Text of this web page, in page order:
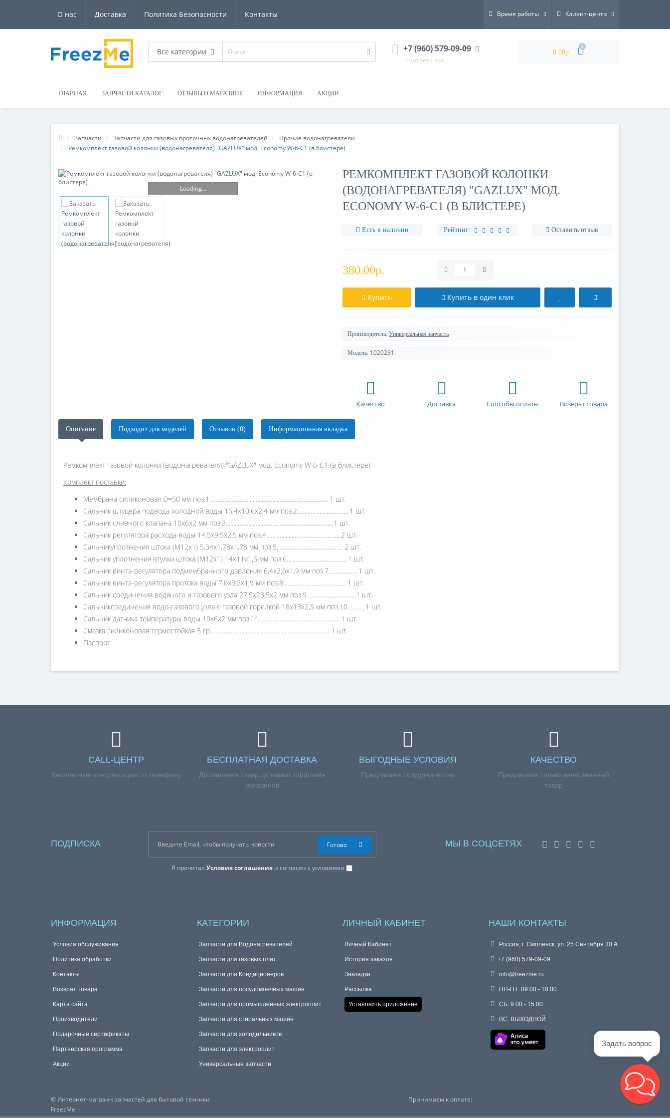
О нас Доставка Политика Безопасности Контакты Время работы Клиент-центр
Все категории +7 (960) 579-09-09
смотреть все
0.00р.
0
ГЛАВНАЯ ЗАПЧАСТИ КАТАЛОГ ОТЗЫВЫ О МАГАЗИНЕ ИНФОРМАЦИЯ АКЦИИ
Запчасти Запчасти для газовых проточных водонагревателей
Прочие водонагреватели
Ремкомплект газовой колонки (водонагревателя) "GAZLUX" мод. Economy W-6-C1 (в блистере)
Loading...
РЕМКОМПЛЕКТ ГАЗОВОЙ КОЛОНКИ
(ВОДОНАГРЕВАТЕЛЯ) "GAZLUX" МОД.
ECONOMY W-6-C1 (В БЛИСТЕРЕ)
Есть в наличии Рейтинг: Оставить отзыв
380.00р.
Купить Купить в один клик
Производитель: Универсальная запчасть
Модель: 1020231
Качество Доставка Способы оплаты Возврат товара
Описание Подходит для моделей Отзывов (0) Информационная вкладка
Ремкомплект газовой колонки (водонагревателя) "GAZLUX" мод. Economy W-6-C1 (в блистере)
Комплект поставки:
Мембрана силиконовая D=50 мм поз.1............................................................................... 1 шт.
Сальник штуцера подвода холодной воды 15,4х10,6х2,4 мм поз.2...................................1 шт.
Сальник сливного клапана 10х6х2 мм поз.3........................................................................1 шт.
Сальник регулятора расхода воды 14,5х9,5х2,5 мм поз.4..................................................2 шт.
Сальникуплотнения штока (М12х1) 5,34х1,78х1,78 мм поз.5............................................ 2 шт.
Сальник уплотнения втулки штока (М12х1) 14х11х1,5 мм поз.6.........................................1 шт.
Сальник винта-регулятора подмембранного давления 6,4х2,6х1,9 мм поз.7....................1 шт.
Сальник винта-регулятора протока воды 7,0х3,2х1,9 мм поз.8...........................................1 шт.
Сальник соединения водяного и газового узла 27,5х23,5х2 мм поз.9.................................1 шт.
Сальниксоединения водо-газового узла с газовой горелкой 18х13х2,5 мм поз.10............1 шт.
Сальник датчика температуры воды 10х6х2 мм поз.11.......................................................1 шт.
Смазка силиконовая термостойкая 5 гр.................................................................................1 шт.
Паспорт
Справка для покупателей
заказа, обращайтесь к нашим менеджерам по номеру телефона +7 (960) 579-09-09.
CALL-ЦЕНТР
Бесплатные консультации по телефону
БЕСПЛАТНАЯ ДОСТАВКА
Доставляем товар до наших оффлайн
магазинов
ВЫГОДНЫЕ УСЛОВИЯ
Предлагаем сотрудничество
КАЧЕСТВО
Предлагаем только качественный
товар
ПОДПИСКА
Я прочиталУсловия соглашения и согласен с условиями
Готово МЫ В СОЦСЕТЯХ
ИНФОРМАЦИЯ
Условия обслуживания
Политика обработки
Контакты
Возврат товара
Карта сайта
Производители
Подарочные сертификаты
Партнерская программа
Акции
КАТЕГОРИИ
Запчасти для Водонагревателей
Запчасти для газовых плит
Запчасти для Кондиционеров
Запчасти для посудомоечных машин
Запчасти для промышленных электроплит
Запчасти для стиральных машин
Запчасти для холодильников
Запчасти для электроплит
Универсальные запчасти
ЛИЧНЫЙ КАБИНЕТ
Личный Кабинет
История заказов
Закладки
Рассылка
Установить приложение
НАШИ КОНТАКТЫ
Россия, г. Смоленск, ул. 25 Сентября 30 А
+7 (960) 579-09-09
info@freezme.ru
ПН-ПТ: 09:00 - 18:00
СБ: 9:00 - 15:00
ВС: ВЫХОДНОЙ
© Интернет-магазин запчастей для бытовой техники
FreezMe
Принимаем к оплате:
Задать вопрос